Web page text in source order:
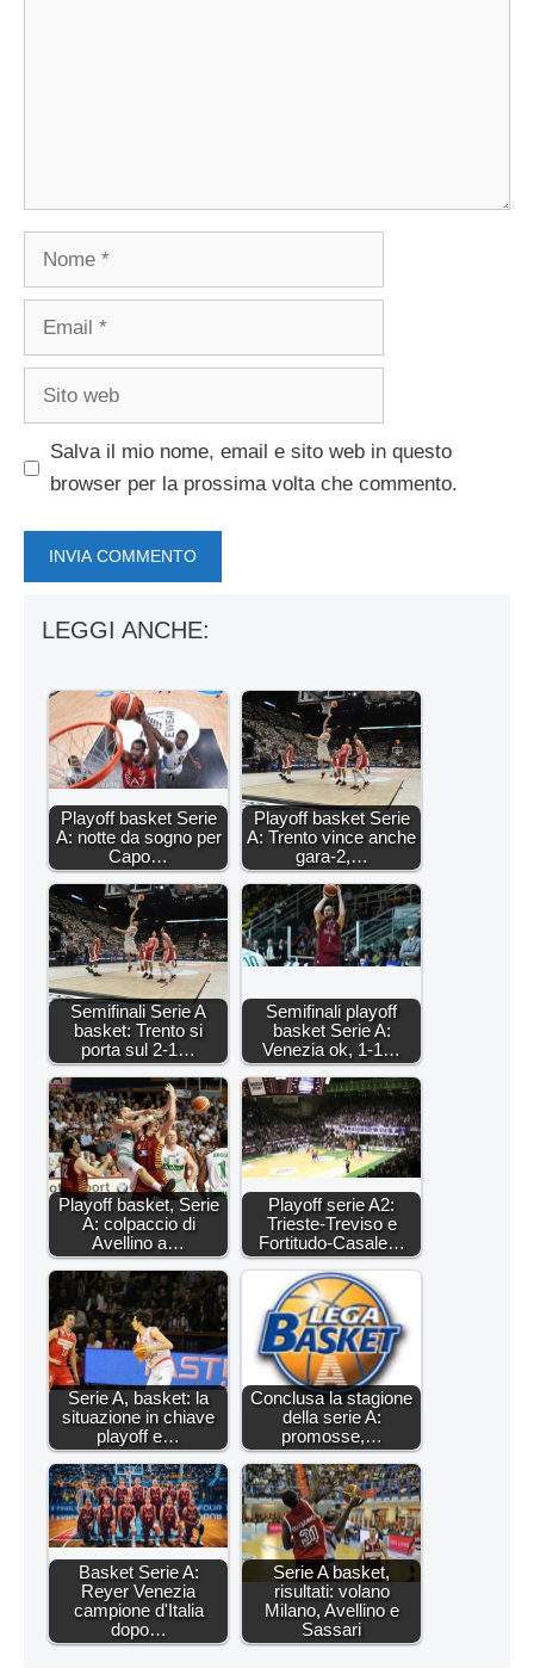
Nome
Email
Sito
Salva il mio nome, email e sito web in questo
browser per la prossima volta che commento.
LEGGI ANCHE:
Playoff basket Serie
A: notte da sogno per
Capo…
Playoff basket Serie
A: Trento vince anche
gara-2,…
Semifinali Serie A
basket: Trento si
porta sul 2-1…
Semifinali playoff
basket Serie A:
Venezia ok, 1-1…
Playoff basket, Serie
A: colpaccio di
Avellino a…
Playoff serie A2:
Trieste-Treviso e
Fortitudo-Casale…
Serie A, basket: la
situazione in chiave
playoff e…
Conclusa la stagione
della serie A:
promosse,…
Basket Serie A:
Reyer Venezia
campione d'Italia
dopo…
Serie A basket,
risultati: volano
Milano, Avellino e
Sassari